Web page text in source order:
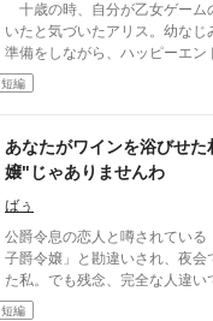
十歳の時、自分が乙女ゲーム
いたと気づいたアリス。幼なじ
準備をしながら、ハッピーエン
タートの魔法学園入学までの日々を
し、いざ入学してみれば、攻略
ぽっちもない。 「どうして！？ 一体どうしてなの
～！？」 いつの間にか従者に外堀を埋められ、乙
女ゲームが始まらないようにさ
話。
短編
あなたがワインを浴びせ
嬢"じゃありませんわ
ばぅ
公爵令息の恋人と噂されている
子爵令嬢」と勘違いされ、夜会
た私。でも残念、完全な人違い
短編